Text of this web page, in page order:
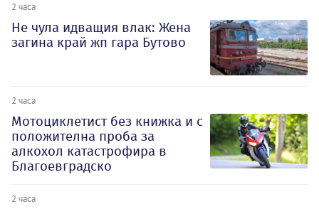
2 часа
Не чула идващия влак: Жена
загина край жп гара Бутово
2 часа
Мотоциклетист без книжка и с
положителна проба за
алкохол катастрофира в
Благоевградско
2 часа